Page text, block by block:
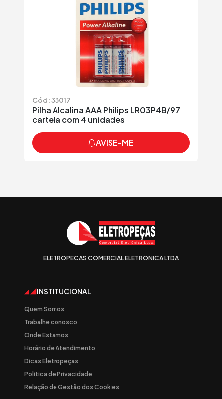
Cód: 33017
Pilha Alcalina AAA Philips LR03P4B/97
cartela com 4 unidades
AVISE-ME
ELETROPECAS COMERCIAL ELETRONICA LTDA
INSTITUCIONAL
Quem Somos
Trabalhe conosco
Onde Estamos
Horário de Atendimento
Dicas Eletropeças
Politica de Privacidade
Relação de Gestão dos Cookies